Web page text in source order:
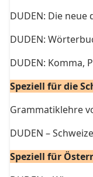
DUDEN: Die
DUDEN:
DUDEN: Komma,
Speziell für die
Grammatiklehre
DUDEN –
Speziell für